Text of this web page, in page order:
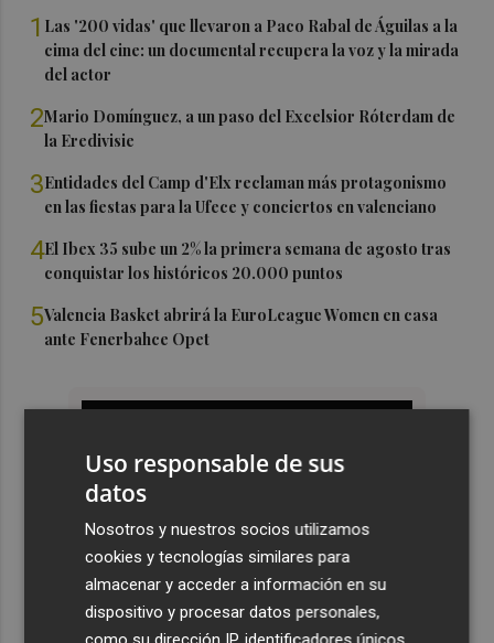
1 Las '200 vidas' que llevaron a Paco Rabal de Águilas a la
cima del cine: un documental recupera la voz y la mirada
del actor
2Mario Domínguez, a un paso del Excelsior Róterdam de
la Eredivisie
3Entidades del Camp d'Elx reclaman más protagonismo
en las fiestas para la Ufece y conciertos en valenciano
4El Ibex 35 sube un 2% la primera semana de agosto tras
conquistar los históricos 20.000 puntos
5Valencia Basket abrirá la EuroLeague Women en casa
ante Fenerbahce Opet
Uso responsable de sus
datos
Nosotros y nuestros socios utilizamos
cookies y tecnologías similares para
almacenar y acceder a información en su
dispositivo y procesar datos personales,